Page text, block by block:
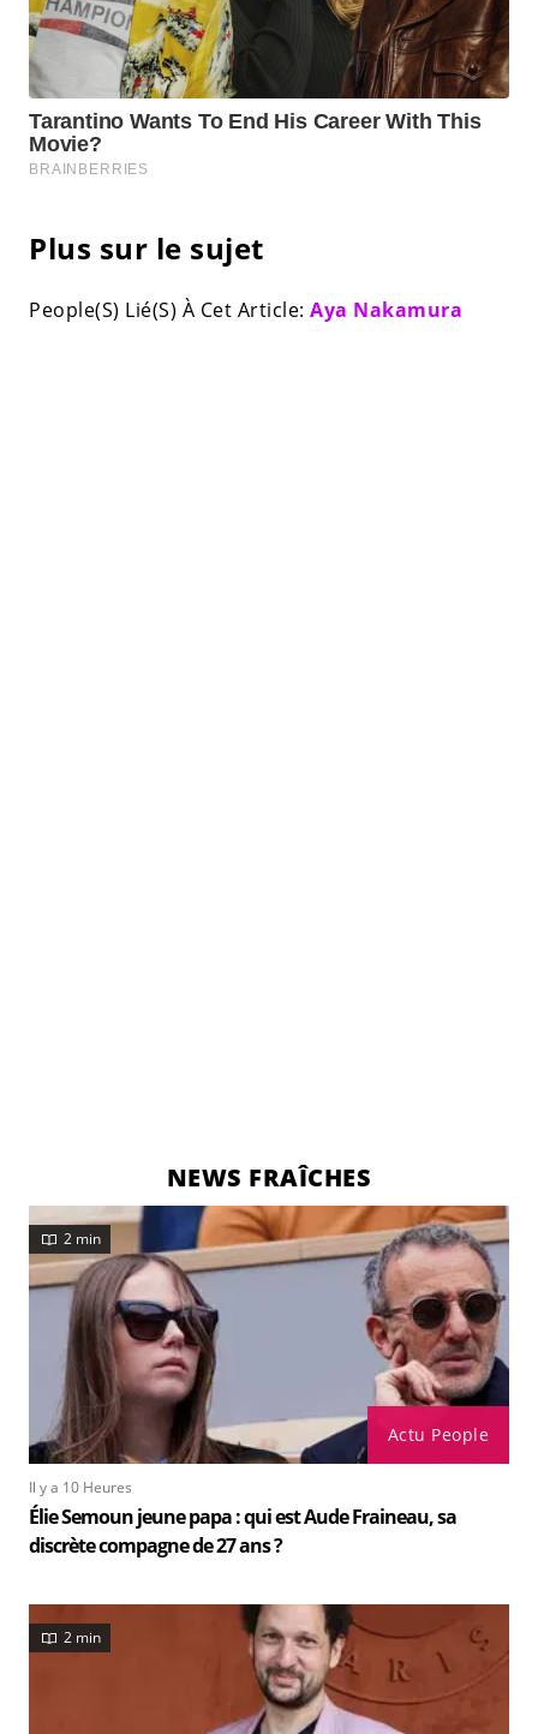
Plus sur le sujet
People(S) Lié(S) À Cet Article: Aya Nakamura
NEWS FRAÎCHES
Actu People
2 min
Il y a 10 Heures
Élie Semoun jeune papa : qui est Aude Fraineau, sa
discrète compagne de 27 ans ?
2 min